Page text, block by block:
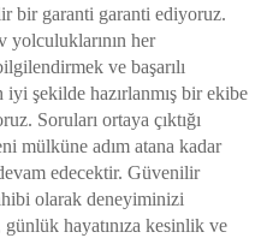
bir garanti garanti ediyoruz.
yolculuklarının her
ve başarılı
iyi şekilde hazırlanmış bir ekibe
Soruları ortaya çıktığı
mülküne adım atana kadar
edecektir. Güvenilir
olarak deneyiminizi
hayatınıza kesinlik ve